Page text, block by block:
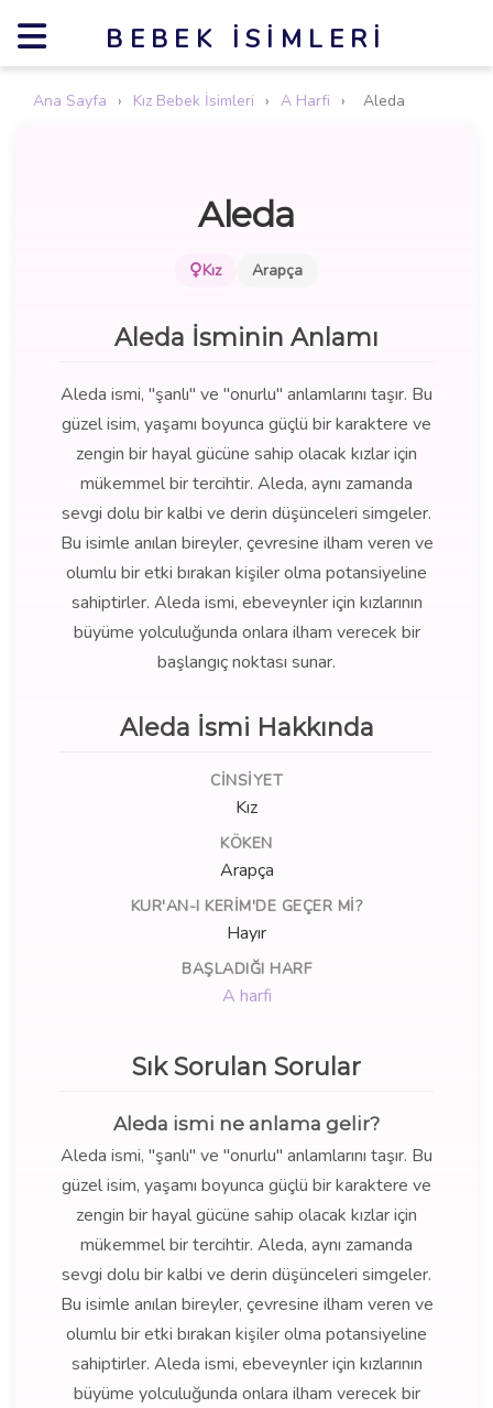
BEBEK İSIMLERI
Ana Sayfa › Kız Bebek İsimleri › A Harfi › Aleda
Aleda
Kız Arapça
Aleda İsminin Anlamı
Aleda ismi, "şanlı" ve "onurlu" anlamlarını taşır. Bu
güzel isim, yaşamı boyunca güçlü bir karaktere ve
zengin bir hayal gücüne sahip olacak kızlar için
mükemmel bir tercihtir. Aleda, aynı zamanda
sevgi dolu bir kalbi ve derin düşünceleri simgeler.
Bu isimle anılan bireyler, çevresine ilham veren ve
olumlu bir etki bırakan kişiler olma potansiyeline
sahiptirler. Aleda ismi, ebeveynler için kızlarının
büyüme yolculuğunda onlara ilham verecek bir
başlangıç noktası sunar.
Aleda İsmi Hakkında
CINSIYET
Kız
KÖKEN
Arapça
KUR'AN-I KERIM'DE GEÇER MI?
Hayır
BAŞLADIĞI HARF
A harfi
Sık Sorulan Sorular
Aleda ismi ne anlama gelir?
Aleda ismi, "şanlı" ve "onurlu" anlamlarını taşır. Bu
güzel isim, yaşamı boyunca güçlü bir karaktere ve
zengin bir hayal gücüne sahip olacak kızlar için
mükemmel bir tercihtir. Aleda, aynı zamanda
sevgi dolu bir kalbi ve derin düşünceleri simgeler.
Bu isimle anılan bireyler, çevresine ilham veren ve
olumlu bir etki bırakan kişiler olma potansiyeline
sahiptirler. Aleda ismi, ebeveynler için kızlarının
büyüme yolculuğunda onlara ilham verecek bir